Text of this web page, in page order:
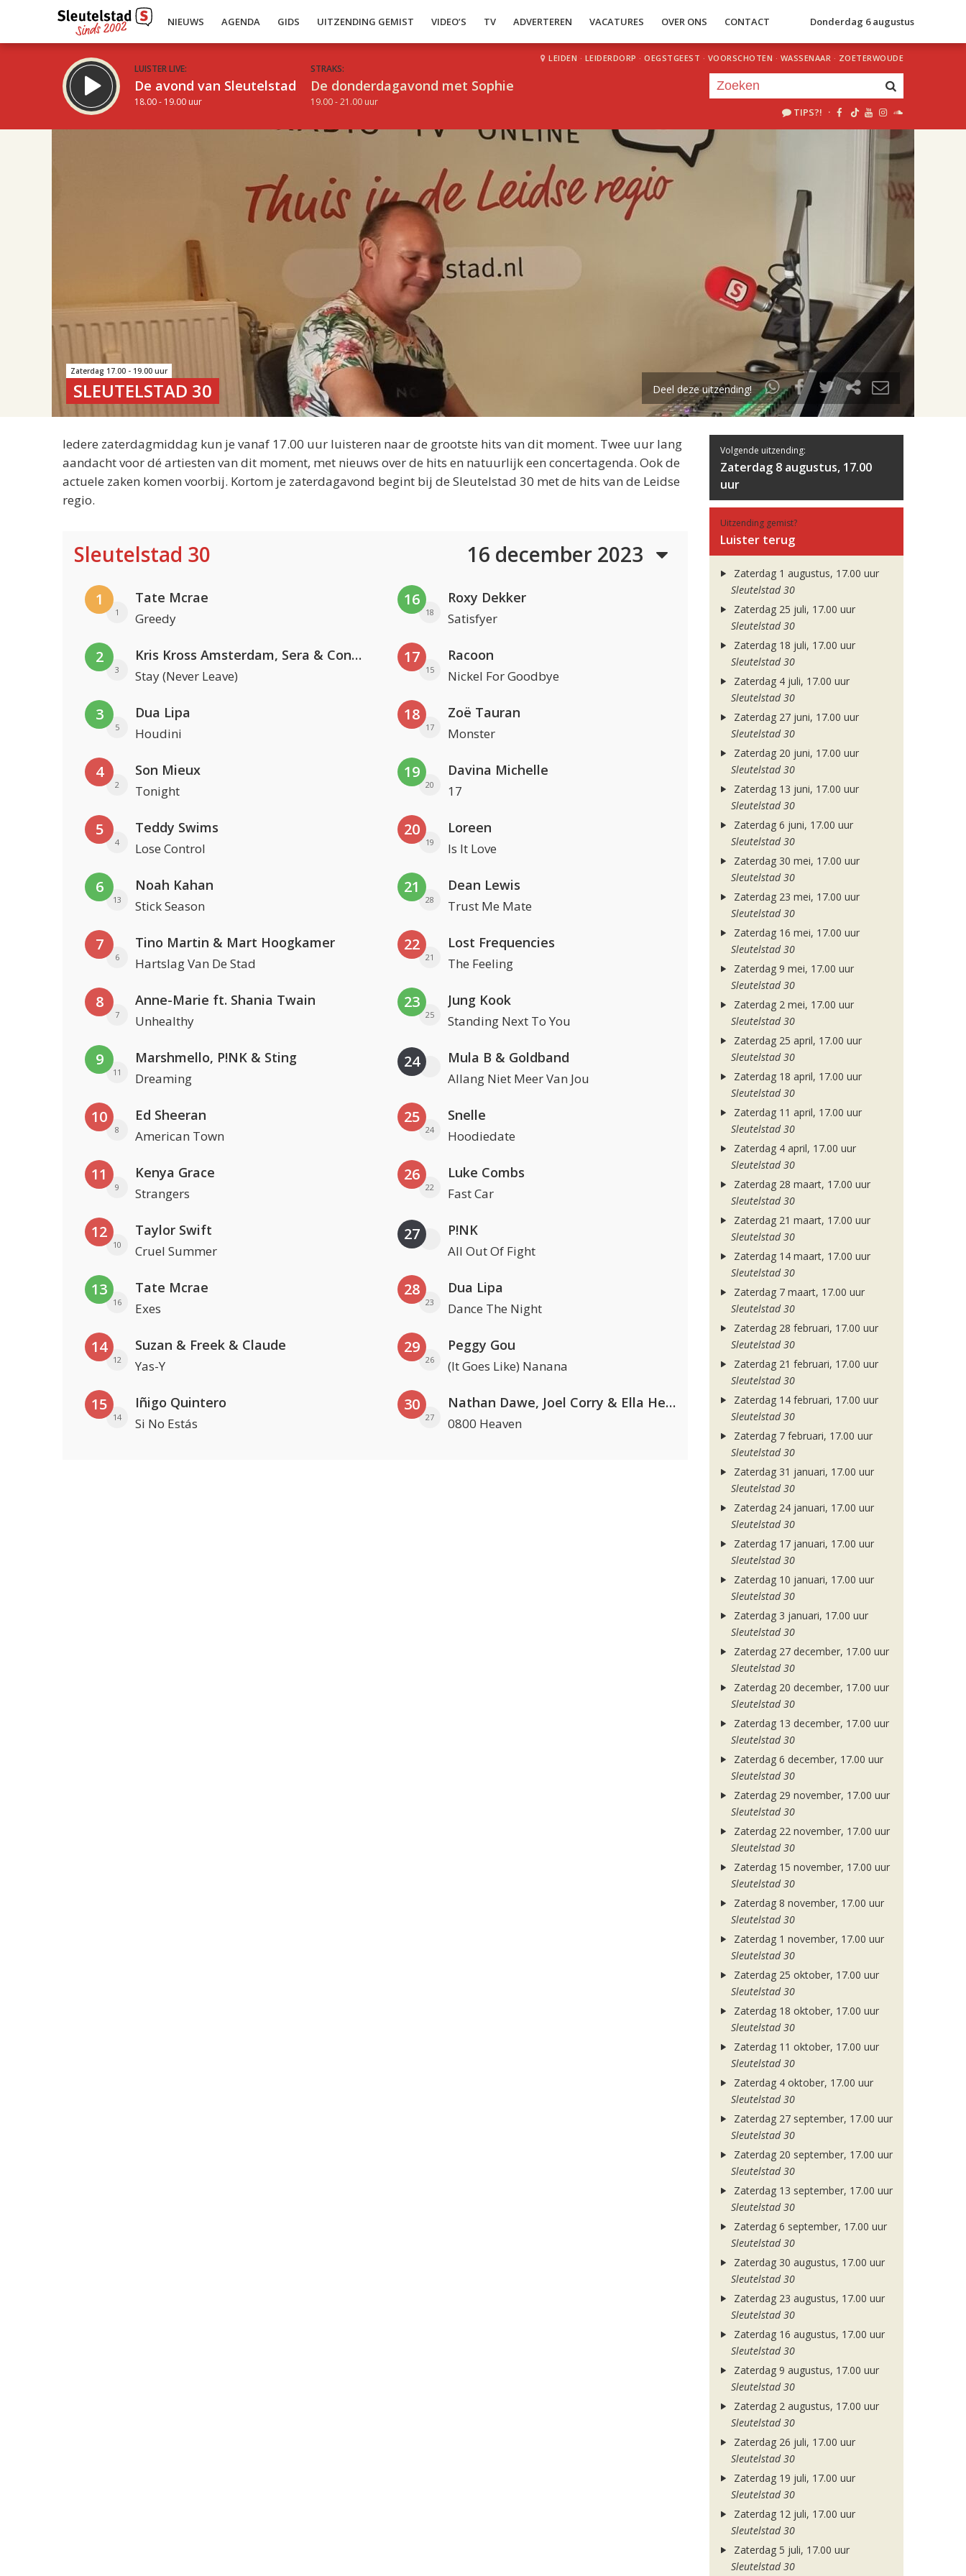
NIEUWS AGENDA GIDS UITZENDING GEMIST VIDEO’S TV ADVERTEREN VACATURES OVER ONS CONTACT Donderdag 6 augustus
LUISTER LIVE:
De avond van Sleutelstad
18.00 - 19.00 uur
STRAKS:
De donderdagavond met Sophie
19.00 - 21.00 uur
LEIDEN · LEIDERDORP · OEGSTGEEST · VOORSCHOTEN · WASSENAAR · ZOETERWOUDE
TIPS?! ·
uur 1 van 2
Volgend uur
Zaterdag 17.00 - 19.00 uur
SLEUTELSTAD 30 Deel deze uitzending!
Iedere zaterdagmiddag kun je vanaf 17.00 uur luisteren naar de grootste hits van dit moment. Twee uur lang
aandacht voor dé artiesten van dit moment, met nieuws over de hits en natuurlijk een concertagenda. Ook de
actuele zaken komen voorbij. Kortom je zaterdagavond begint bij de Sleutelstad 30 met de hits van de Leidse
regio.
Sleutelstad 30 16 december 2023
1
1
Tate Mcrae
Greedy
2
3
Kris Kross Amsterdam, Sera & Conor Maynard
Stay (Never Leave)
3
5
Dua Lipa
Houdini
4
2
Son Mieux
Tonight
5
4
Teddy Swims
Lose Control
6
13
Noah Kahan
Stick Season
7
6
Tino Martin & Mart Hoogkamer
Hartslag Van De Stad
8
7
Anne-Marie ft. Shania Twain
Unhealthy
9
11
Marshmello, P!NK & Sting
Dreaming
10
8
Ed Sheeran
American Town
11
9
Kenya Grace
Strangers
12
10
Taylor Swift
Cruel Summer
13
16
Tate Mcrae
Exes
14
12
Suzan & Freek & Claude
Yas-Y
15
14
Iñigo Quintero
Si No Estás
16
18
Roxy Dekker
Satisfyer
17
15
Racoon
Nickel For Goodbye
18
17
Zoë Tauran
Monster
19
20
Davina Michelle
17
20
19
Loreen
Is It Love
21
28
Dean Lewis
Trust Me Mate
22
21
Lost Frequencies
The Feeling
23
25
Jung Kook
Standing Next To You
24 Mula B & Goldband
Allang Niet Meer Van Jou
25
24
Snelle
Hoodiedate
26
22
Luke Combs
Fast Car
27 P!NK
All Out Of Fight
28
23
Dua Lipa
Dance The Night
29
26
Peggy Gou
(It Goes Like) Nanana
30
27
Nathan Dawe, Joel Corry & Ella Henderson
0800 Heaven
Volgende uitzending:
Zaterdag 8 augustus, 17.00
uur
Uitzending gemist?
Luister terug
Zaterdag 1 augustus, 17.00 uur
Sleutelstad 30
Zaterdag 25 juli, 17.00 uur
Sleutelstad 30
Zaterdag 18 juli, 17.00 uur
Sleutelstad 30
Zaterdag 4 juli, 17.00 uur
Sleutelstad 30
Zaterdag 27 juni, 17.00 uur
Sleutelstad 30
Zaterdag 20 juni, 17.00 uur
Sleutelstad 30
Zaterdag 13 juni, 17.00 uur
Sleutelstad 30
Zaterdag 6 juni, 17.00 uur
Sleutelstad 30
Zaterdag 30 mei, 17.00 uur
Sleutelstad 30
Zaterdag 23 mei, 17.00 uur
Sleutelstad 30
Zaterdag 16 mei, 17.00 uur
Sleutelstad 30
Zaterdag 9 mei, 17.00 uur
Sleutelstad 30
Zaterdag 2 mei, 17.00 uur
Sleutelstad 30
Zaterdag 25 april, 17.00 uur
Sleutelstad 30
Zaterdag 18 april, 17.00 uur
Sleutelstad 30
Zaterdag 11 april, 17.00 uur
Sleutelstad 30
Zaterdag 4 april, 17.00 uur
Sleutelstad 30
Zaterdag 28 maart, 17.00 uur
Sleutelstad 30
Zaterdag 21 maart, 17.00 uur
Sleutelstad 30
Zaterdag 14 maart, 17.00 uur
Sleutelstad 30
Zaterdag 7 maart, 17.00 uur
Sleutelstad 30
Zaterdag 28 februari, 17.00 uur
Sleutelstad 30
Zaterdag 21 februari, 17.00 uur
Sleutelstad 30
Zaterdag 14 februari, 17.00 uur
Sleutelstad 30
Zaterdag 7 februari, 17.00 uur
Sleutelstad 30
Zaterdag 31 januari, 17.00 uur
Sleutelstad 30
Zaterdag 24 januari, 17.00 uur
Sleutelstad 30
Zaterdag 17 januari, 17.00 uur
Sleutelstad 30
Zaterdag 10 januari, 17.00 uur
Sleutelstad 30
Zaterdag 3 januari, 17.00 uur
Sleutelstad 30
Zaterdag 27 december, 17.00 uur
Sleutelstad 30
Zaterdag 20 december, 17.00 uur
Sleutelstad 30
Zaterdag 13 december, 17.00 uur
Sleutelstad 30
Zaterdag 6 december, 17.00 uur
Sleutelstad 30
Zaterdag 29 november, 17.00 uur
Sleutelstad 30
Zaterdag 22 november, 17.00 uur
Sleutelstad 30
Zaterdag 15 november, 17.00 uur
Sleutelstad 30
Zaterdag 8 november, 17.00 uur
Sleutelstad 30
Zaterdag 1 november, 17.00 uur
Sleutelstad 30
Zaterdag 25 oktober, 17.00 uur
Sleutelstad 30
Zaterdag 18 oktober, 17.00 uur
Sleutelstad 30
Zaterdag 11 oktober, 17.00 uur
Sleutelstad 30
Zaterdag 4 oktober, 17.00 uur
Sleutelstad 30
Zaterdag 27 september, 17.00 uur
Sleutelstad 30
Zaterdag 20 september, 17.00 uur
Sleutelstad 30
Zaterdag 13 september, 17.00 uur
Sleutelstad 30
Zaterdag 6 september, 17.00 uur
Sleutelstad 30
Zaterdag 30 augustus, 17.00 uur
Sleutelstad 30
Zaterdag 23 augustus, 17.00 uur
Sleutelstad 30
Zaterdag 16 augustus, 17.00 uur
Sleutelstad 30
Zaterdag 9 augustus, 17.00 uur
Sleutelstad 30
Zaterdag 2 augustus, 17.00 uur
Sleutelstad 30
Zaterdag 26 juli, 17.00 uur
Sleutelstad 30
Zaterdag 19 juli, 17.00 uur
Sleutelstad 30
Zaterdag 12 juli, 17.00 uur
Sleutelstad 30
Zaterdag 5 juli, 17.00 uur
Sleutelstad 30